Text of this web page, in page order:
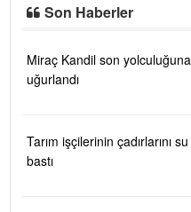
Son Haberler
Miraç Kandil son yolculuğuna
uğurlandı
Tarım işçilerinin çadırlarını su
bastı